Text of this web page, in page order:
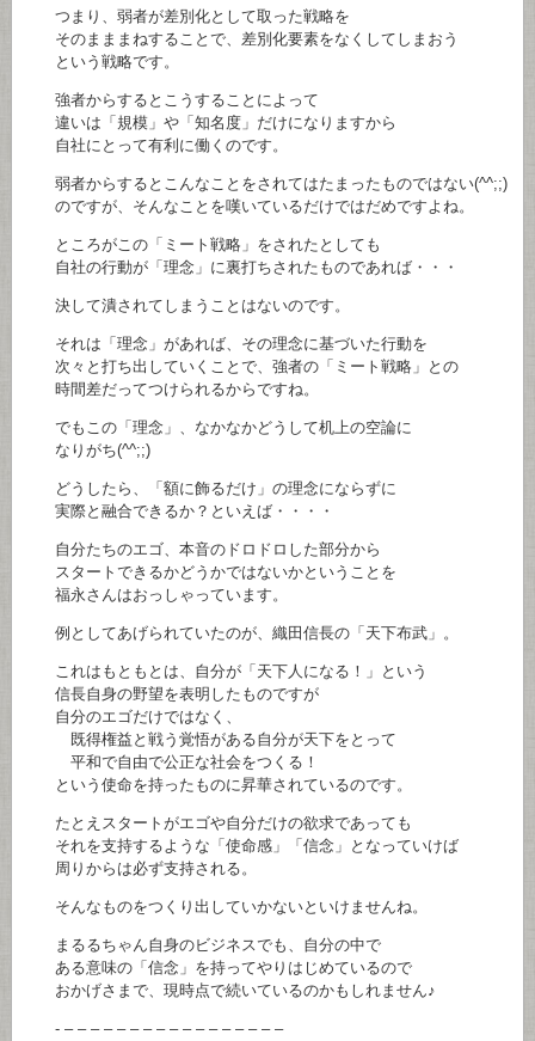
つまり、弱者が差別化として取った戦略を
そのまままねすることで、差別化要素をなくしてしまおう
という戦略です。
強者からするとこうすることによって
違いは「規模」や「知名度」だけになりますから
自社にとって有利に働くのです。
弱者からするとこんなことをされてはたまったものではない(^^;;)
のですが、そんなことを嘆いているだけではだめですよね。
ところがこの「ミート戦略」をされたとしても
自社の行動が「理念」に裏打ちされたものであれば・・・
決して潰されてしまうことはないのです。
それは「理念」があれば、その理念に基づいた行動を
次々と打ち出していくことで、強者の「ミート戦略」との
時間差だってつけられるからですね。
でもこの「理念」、なかなかどうして机上の空論に
なりがち(^^;;)
どうしたら、「額に飾るだけ」の理念にならずに
実際と融合できるか？といえば・・・・
自分たちのエゴ、本音のドロドロした部分から
スタートできるかどうかではないかということを
福永さんはおっしゃっています。
例としてあげられていたのが、織田信長の「天下布武」。
これはもともとは、自分が「天下人になる！」という
信長自身の野望を表明したものですが
自分のエゴだけではなく、
既得権益と戦う覚悟がある自分が天下をとって
平和で自由で公正な社会をつくる！
という使命を持ったものに昇華されているのです。
たとえスタートがエゴや自分だけの欲求であっても
それを支持するような「使命感」「信念」となっていけば
周りからは必ず支持される。
そんなものをつくり出していかないといけませんね。
まるるちゃん自身のビジネスでも、自分の中で
ある意味の「信念」を持ってやりはじめているので
おかげさまで、現時点で続いているのかもしれません♪
- – – – – – – – – – – – – – – – – –